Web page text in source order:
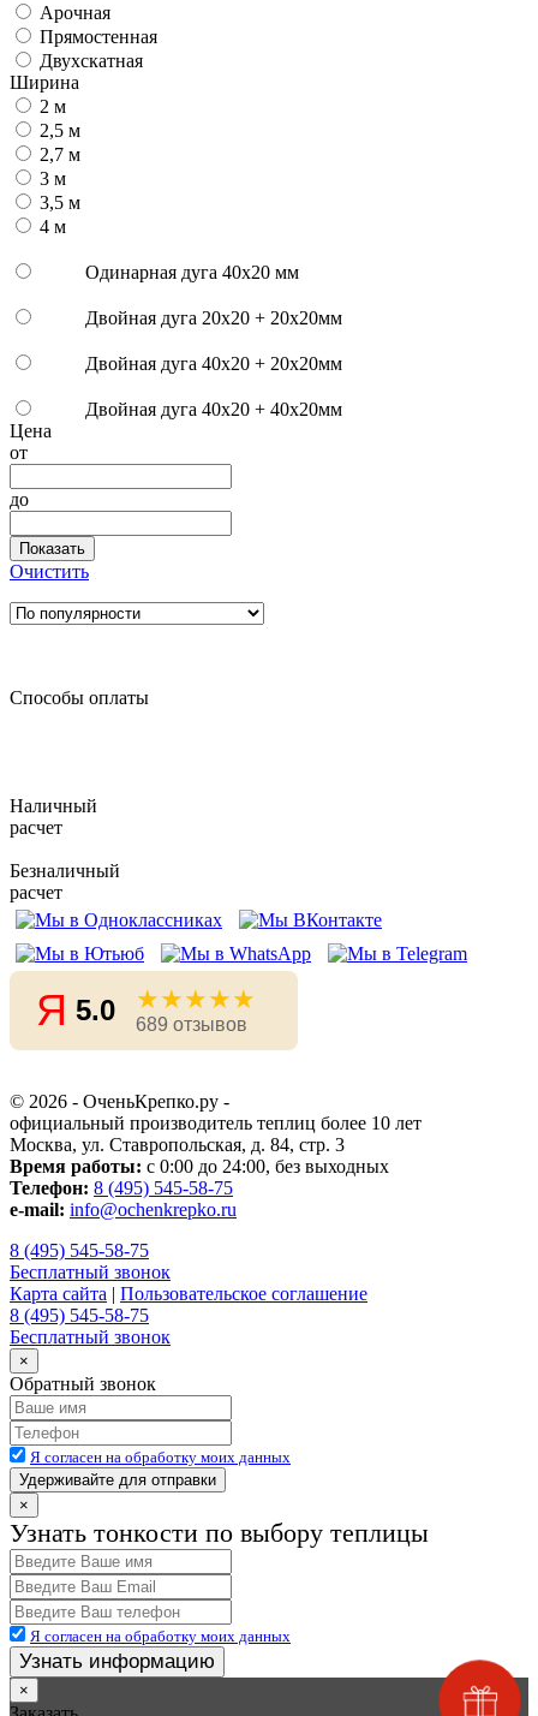
Арочная
Прямостенная
Двухскатная
Ширина
2 м
2,5 м
2,7 м
3 м
3,5 м
4 м
Одинарная дуга 40х20 мм
Двойная дуга 20х20 + 20х20мм
Двойная дуга 40х20 + 20х20мм
Двойная дуга 40x20 + 40х20мм
Цена
от
до
Показать
Очистить
Способы оплаты
Наличный
расчет
Безналичный
расчет
Я 5.0 ★★★★★
689 отзывов
© 2026 - ОченьКрепко.ру -
официальный производитель теплиц более 10 лет
Москва, ул. Ставропольская, д. 84, стр. 3
Время работы: с 0:00 до 24:00, без выходных
Телефон: 8 (495) 545-58-75
e-mail: info@ochenkrepko.ru
8 (495) 545-58-75
Бесплатный звонок
Карта сайта | Пользовательское соглашение
8 (495) 545-58-75
Бесплатный звонок
×
Обратный звонок
Я согласен на обработку моих данных
Удерживайте для отправки
×
Узнать тонкости по выбору теплицы
Я согласен на обработку моих данных
Узнать информацию
×